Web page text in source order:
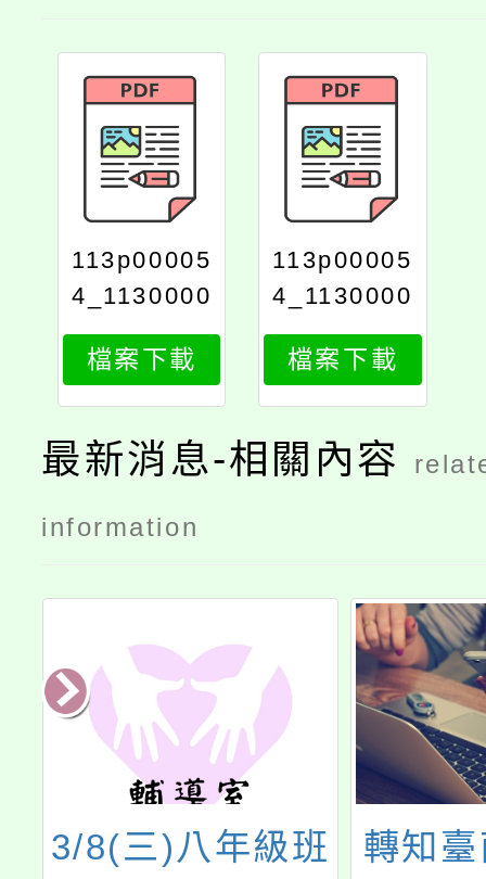
113p00005
4_1130000
902_113d2
00003801
檔案下載
113p00005
4_1130000
902_att_pr
int
檔案下載
最新消息-相關內容
information
3/8(三)八年級班
轉知